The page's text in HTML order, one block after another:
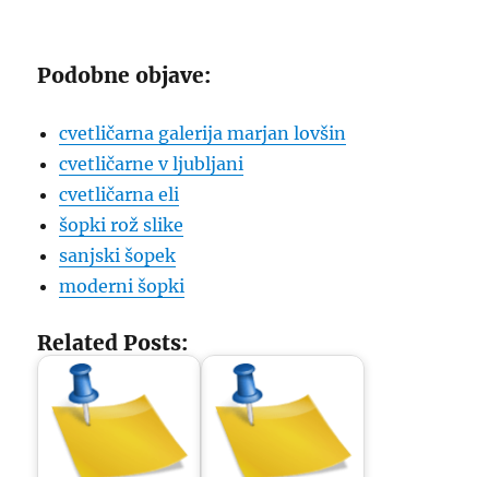
Podobne objave:
cvetličarna galerija marjan lovšin
cvetličarne v ljubljani
cvetličarna eli
šopki rož slike
sanjski šopek
moderni šopki
Related Posts: